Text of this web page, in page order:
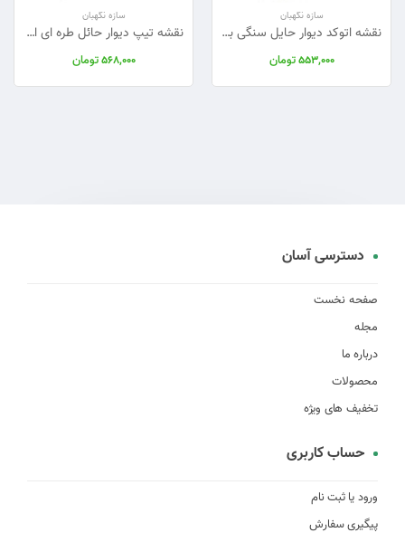
سازه نگهبان
نقشه اتوکد دیوار حایل سنگی با دیتیل اجرایی
553,000تومان
سازه نگهبان
نقشه تیپ دیوار حائل طره ای از ۲ تا ۹ متر | فایل اتوکد قابل ویرایش
568,000تومان
دسترسی آسان
صفحه نخست
مجله
درباره ما
محصولات
تخفیف های ویژه
حساب کاربری
ورود یا ثبت نام
پیگیری سفارش